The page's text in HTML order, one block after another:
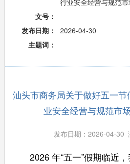
文号：
发布日期：
2026-04-30
主题词：
汕头市商务局关于做好五一
业安全经营与规范市
发布日期：2026-04-30
2026 年“五一”假期临近，